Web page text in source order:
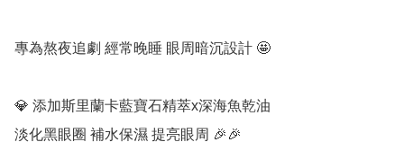
專為熬夜追劇 經常晚睡 眼周暗沉設計 🤩
💎 添加斯里蘭卡藍寶石精萃x深海魚乾油
淡化黑眼圈 補水保濕 提亮眼周 🎉🎉